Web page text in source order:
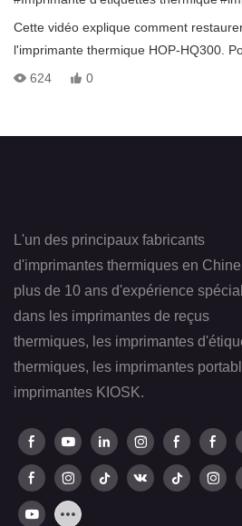
Cette vidéo explique comment
l'imprimante thermique HOP-HQ300.
veuillez nous contacter.
624 0
L'un des principaux fabricants
d'imprimantes thermiques en
plus de 10 ans d'expérience
dans les imprimantes de reçus
thermiques, les imprimantes
thermiques, les imprimantes
imprimantes KIOSK.